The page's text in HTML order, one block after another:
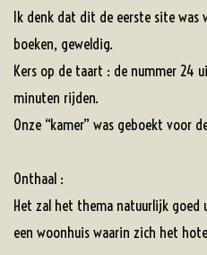
Ik denk dat dit de eerste site was
boeken, geweldig.
Kers op de taart : de nummer 24
minuten rijden.
Onze “kamer” was geboekt voor
Onthaal :
Het zal het thema natuurlijk goed
een woonhuis waarin zich het